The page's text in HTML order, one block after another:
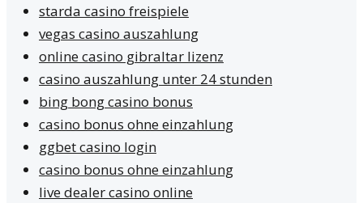
starda casino freispiele
vegas casino auszahlung
online casino gibraltar lizenz
casino auszahlung unter 24 stunden
bing bong casino bonus
casino bonus ohne einzahlung
ggbet casino login
casino bonus ohne einzahlung
live dealer casino online